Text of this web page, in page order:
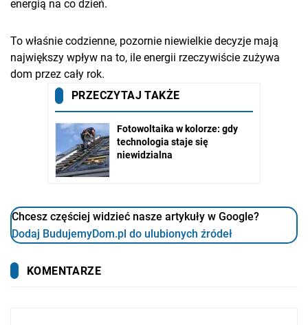
energią na co dzień.
To właśnie codzienne, pozornie niewielkie decyzje mają
największy wpływ na to, ile energii rzeczywiście zużywa
dom przez cały rok.
Chcesz częściej widzieć nasze artykuły w Google?
Dodaj BudujemyDom.pl do ulubionych źródeł
KOMENTARZE